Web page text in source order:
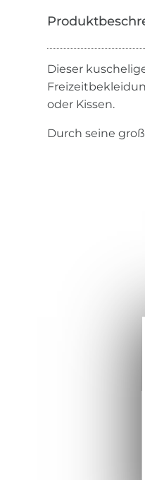
Dieser
oder Kissen.
Durch seine